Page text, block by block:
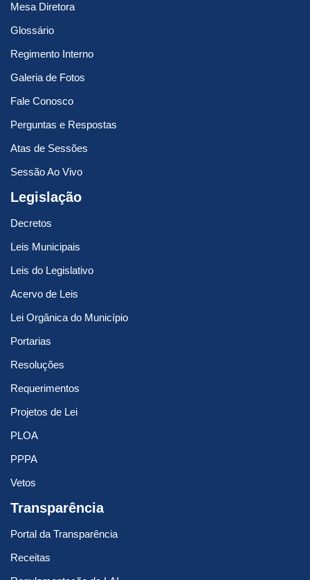
Mesa Diretora
Glossário
Regimento Interno
Galeria de Fotos
Fale Conosco
Perguntas e Respostas
Atas de Sessões
Sessão Ao Vivo
Legislação
Decretos
Leis Municipais
Leis do Legislativo
Acervo de Leis
Lei Orgânica do Município
Portarias
Resoluções
Requerimentos
Projetos de Lei
PLOA
PPPA
Vetos
Transparência
Portal da Transparência
Receitas